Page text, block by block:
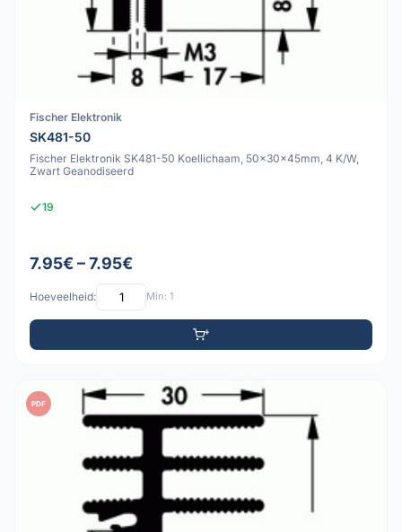
Fischer Elektronik
SK481-50
Fischer Elektronik SK481-50 Koellichaam, 50x30x45mm, 4 K/W,
Zwart Geanodiseerd
19
7.95€ – 7.95€
Hoeveelheid: Min: 1
PDF